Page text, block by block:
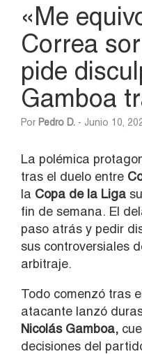
«Me
Correa
pide
Gamboa
Por Pedro D. - Junio 10,
La polémica
tras el duelo entre
la Copa de la Liga
fin de semana. El
paso atrás y pedir
sus controversiales
arbitraje.
Todo comenzó tras
atacante lanzó
Nicolás Gamboa,
decisiones del